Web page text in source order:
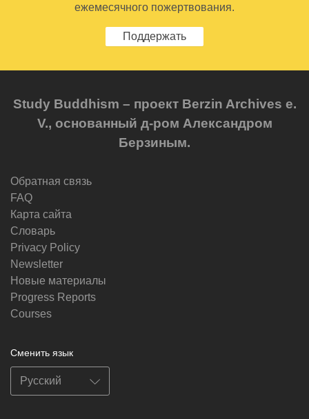
ежемесячного пожертвования.
Поддержать
Study Buddhism – проект Berzin Archives e.
V., основанный д-ром Александром
Берзиным.
Обратная связь
FAQ
Карта сайта
Словарь
Privacy Policy
Newsletter
Новые материалы
Progress Reports
Courses
Сменить язык